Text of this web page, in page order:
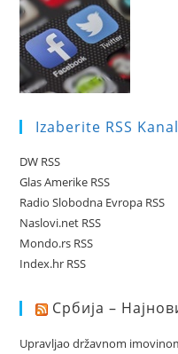
Izaberite RSS Kanal
DW RSS
Glas Amerike RSS
Radio Slobodna Evropa RSS
Naslovi.net RSS
Mondo.rs RSS
Index.hr RSS
Србија –
Upravljao državnom